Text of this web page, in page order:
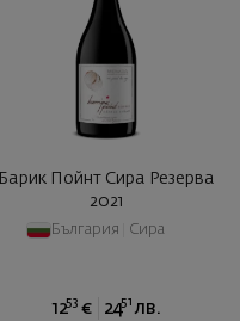
Барик Пойнт Сира Резерва
2021
България Сира
1253 € 2451 лв.